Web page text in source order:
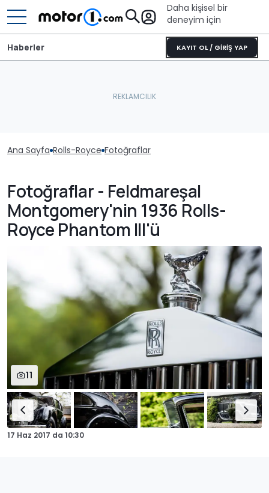
Daha kişisel bir
deneyim için
KAYIT OL / GİRİŞ YAP
Haberler
Ana Sayfa Rolls-Royce Fotoğraflar
Fotoğraflar - Feldmareşal
Montgomery'nin 1936 Rolls-
Royce Phantom III'ü
11
17 Haz 2017 da 10:30